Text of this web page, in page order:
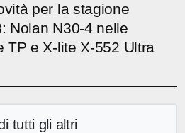
per la stagione
Nolan N30-4 nelle
TP e X-lite X-552 Ultra
tutti gli altri